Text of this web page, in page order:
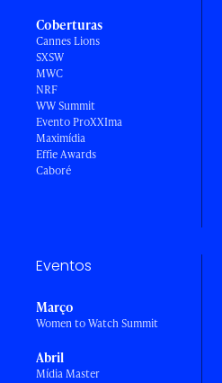
Coberturas
Cannes Lions
SXSW
MWC
NRF
WW Summit
Evento ProXXIma
Maximídia
Effie Awards
Caboré
Eventos
Março
Women to Watch Summit
Abril
Mídia Master